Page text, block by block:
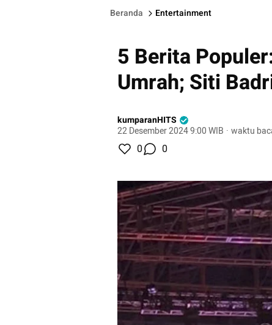
Beranda Entertainment
5 Berita
Umrah; Siti
kumparanHITS
22 Desember 2024 9:00 WIB · waktu
0 0